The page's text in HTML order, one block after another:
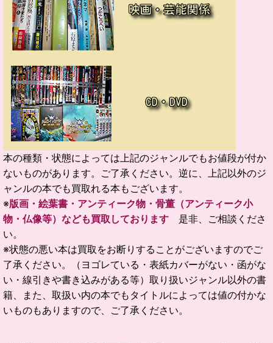
本の種類・状態によっては上記のジャンルでもお値段が付か
ないものがあります。ご了承ください。逆に、上記以外のジ
ャンルの本でも買取れる本もございます。
※版画・絵葉書・アンティーク物・骨董（アンティーク小
物・仏像等）なども買取しております 是非、ご相談くださ
い。
※状態の悪い本は買取をお断りすることがございますのでご
了承ください。（ヨゴレている・表紙カバーがない・函がな
い・線引きや書き込みがある等）取り扱いジャンル以外の書
籍、また、取扱い内の本でもタイトルによっては値の付かな
いものもありますので、ご了承ください。